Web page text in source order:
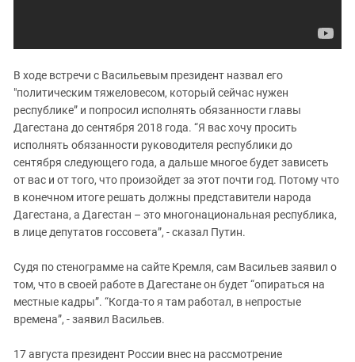
В ходе встречи с Васильевым президент назвал его
"политическим тяжеловесом, который сейчас нужен
республике” и попросил исполнять обязанности главы
Дагестана до сентября 2018 года. “Я вас хочу просить
исполнять обязанности руководителя республики до
сентября следующего года, а дальше многое будет зависеть
от вас и от того, что произойдет за этот почти год. Потому что
в конечном итоге решать должны представители народа
Дагестана, а Дагестан – это многонациональная республика,
в лице депутатов госсовета”, - сказал Путин.
Судя по стенограмме на сайте Кремля, сам Васильев заявил о
том, что в своей работе в Дагестане он будет “опираться на
местные кадры”. “Когда-то я там работал, в непростые
времена”, - заявил Васильев.
17 августа президент России внес на рассмотрение